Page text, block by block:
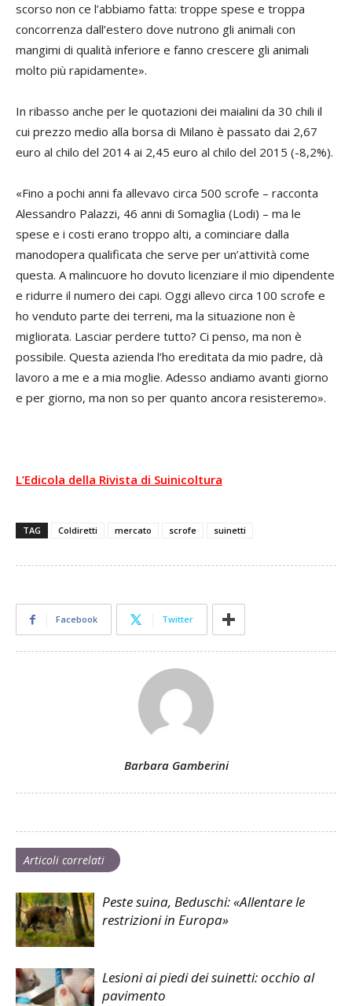
scorso non ce l’abbiamo fatta: troppe spese e troppa
concorrenza dall’estero dove nutrono gli animali con
mangimi di qualità inferiore e fanno crescere gli animali
molto più rapidamente».
In ribasso anche per le quotazioni dei maialini da 30 chili il
cui prezzo medio alla borsa di Milano è passato dai 2,67
euro al chilo del 2014 ai 2,45 euro al chilo del 2015 (-8,2%).
«Fino a pochi anni fa allevavo circa 500 scrofe – racconta
Alessandro Palazzi, 46 anni di Somaglia (Lodi) – ma le
spese e i costi erano troppo alti, a cominciare dalla
manodopera qualificata che serve per un’attività come
questa. A malincuore ho dovuto licenziare il mio dipendente
e ridurre il numero dei capi. Oggi allevo circa 100 scrofe e
ho venduto parte dei terreni, ma la situazione non è
migliorata. Lasciar perdere tutto? Ci penso, ma non è
possibile. Questa azienda l’ho ereditata da mio padre, dà
lavoro a me e a mia moglie. Adesso andiamo avanti giorno
e per giorno, ma non so per quanto ancora resisteremo».
L’Edicola della Rivista di Suinicoltura
TAG Coldiretti mercato scrofe suinetti
Facebook Twitter
Barbara Gamberini
Articoli correlati
Peste suina, Beduschi: «Allentare le
restrizioni in Europa»
Lesioni ai piedi dei suinetti: occhio al
pavimento